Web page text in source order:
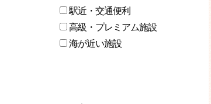
駅近・交通便利
高級・プレミアム施設
海が近い施設